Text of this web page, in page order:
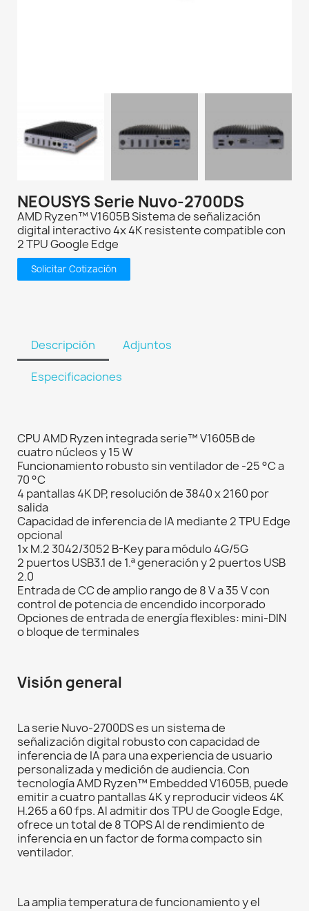
NEOUSYS Serie Nuvo-2700DS
AMD Ryzen™ V1605B Sistema de señalización
digital interactivo 4x 4K resistente compatible con
2 TPU Google Edge
Solicitar Cotización
Descripción Adjuntos
Especificaciones
CPU AMD Ryzen integrada serie™ V1605B de
cuatro núcleos y 15 W
Funcionamiento robusto sin ventilador de -25 °C a
70 °C
4 pantallas 4K DP, resolución de 3840 x 2160 por
salida
Capacidad de inferencia de IA mediante 2 TPU Edge
opcional
1x M.2 3042/3052 B-Key para módulo 4G/5G
2 puertos USB3.1 de 1.ª generación y 2 puertos USB
2.0
Entrada de CC de amplio rango de 8 V a 35 V con
control de potencia de encendido incorporado
Opciones de entrada de energía flexibles: mini-DIN
o bloque de terminales
Visión general
La serie Nuvo-2700DS es un sistema de
señalización digital robusto con capacidad de
inferencia de IA para una experiencia de usuario
personalizada y medición de audiencia. Con
tecnología AMD Ryzen™ Embedded V1605B, puede
emitir a cuatro pantallas 4K y reproducir videos 4K
H.265 a 60 fps. Al admitir dos TPU de Google Edge,
ofrece un total de 8 TOPS AI de rendimiento de
inferencia en un factor de forma compacto sin
ventilador.
La amplia temperatura de funcionamiento y el